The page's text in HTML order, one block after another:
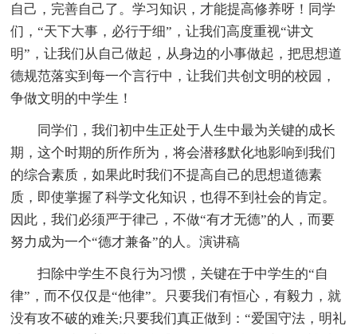
自己，完善自己了。学习知识，才能提高修养呀！同学
们，“天下大事，必行于细”，让我们高度重视“讲文
明”，让我们从自己做起，从身边的小事做起，把思想道
德规范落实到每一个言行中，让我们共创文明的校园，
争做文明的中学生！
同学们，我们初中生正处于人生中最为关键的成长
期，这个时期的所作所为，将会潜移默化地影响到我们
的综合素质，如果此时我们不提高自己的思想道德素
质，即使掌握了科学文化知识，也得不到社会的肯定。
因此，我们必须严于律己，不做“有才无德”的人，而要
努力成为一个“德才兼备”的人。演讲稿
扫除中学生不良行为习惯，关键在于中学生的“自
律”，而不仅仅是“他律”。只要我们有恒心，有毅力，就
没有攻不破的难关;只要我们真正做到：“爱国守法，明礼